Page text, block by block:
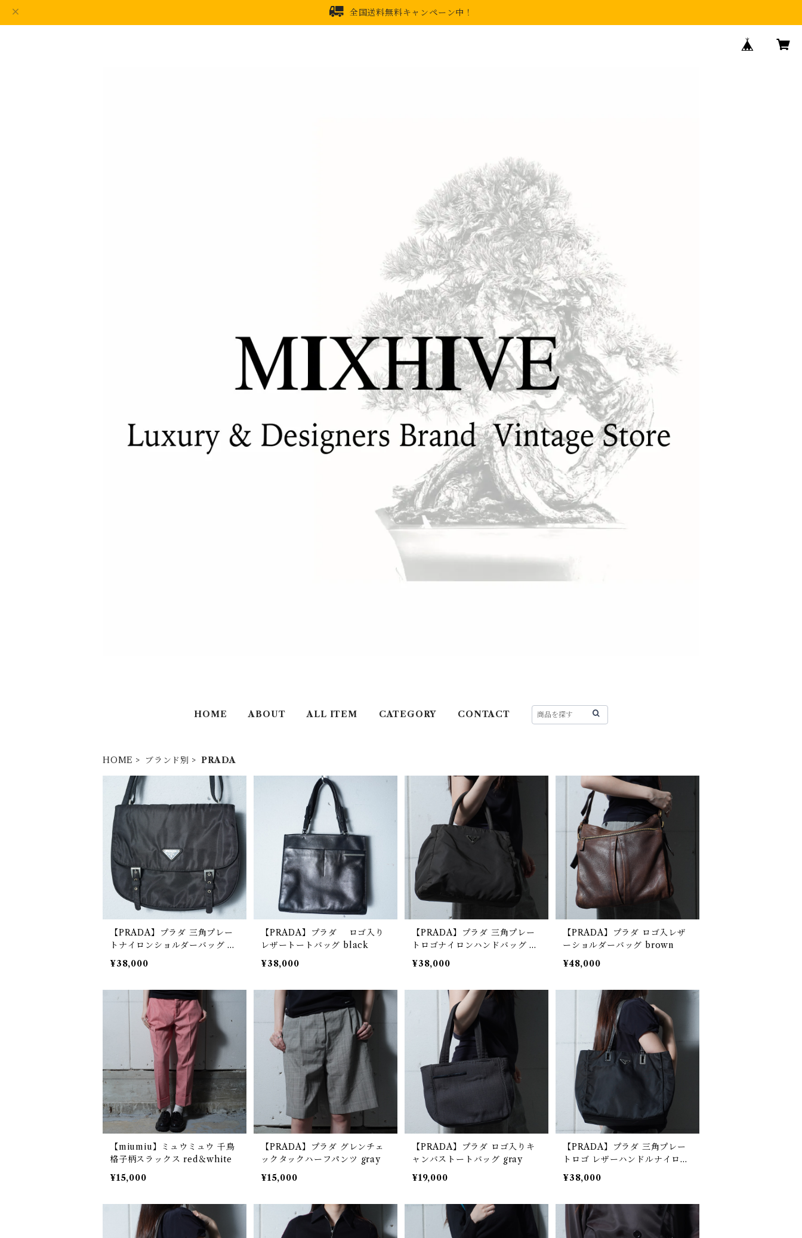
全国送料無料キャンペーン中！
HOME ABOUT ALL ITEM CATEGORY CONTACT
HOME ブランド別 PRADA
【PRADA】プラダ 三角プレー
トナイロンショルダーバッグ
black
¥38,000
【PRADA】プラダ ロゴ入り
レザートートバッグ black
¥38,000
【PRADA】プラダ 三角プレー
トロゴナイロンハンドバッグ kh
aki
¥38,000
【PRADA】プラダ ロゴ入レザ
ーショルダーバッグ brown
¥48,000
【miumiu】ミュウミュウ 千鳥
格子柄スラックス red＆white
¥15,000
【PRADA】プラダ グレンチェ
ックタックハーフパンツ gray
¥15,000
【PRADA】プラダ ロゴ入りキ
ャンバストートバッグ gray
¥19,000
【PRADA】プラダ 三角プレー
トロゴ レザーハンドルナイロン
トートバッグ black
¥38,000